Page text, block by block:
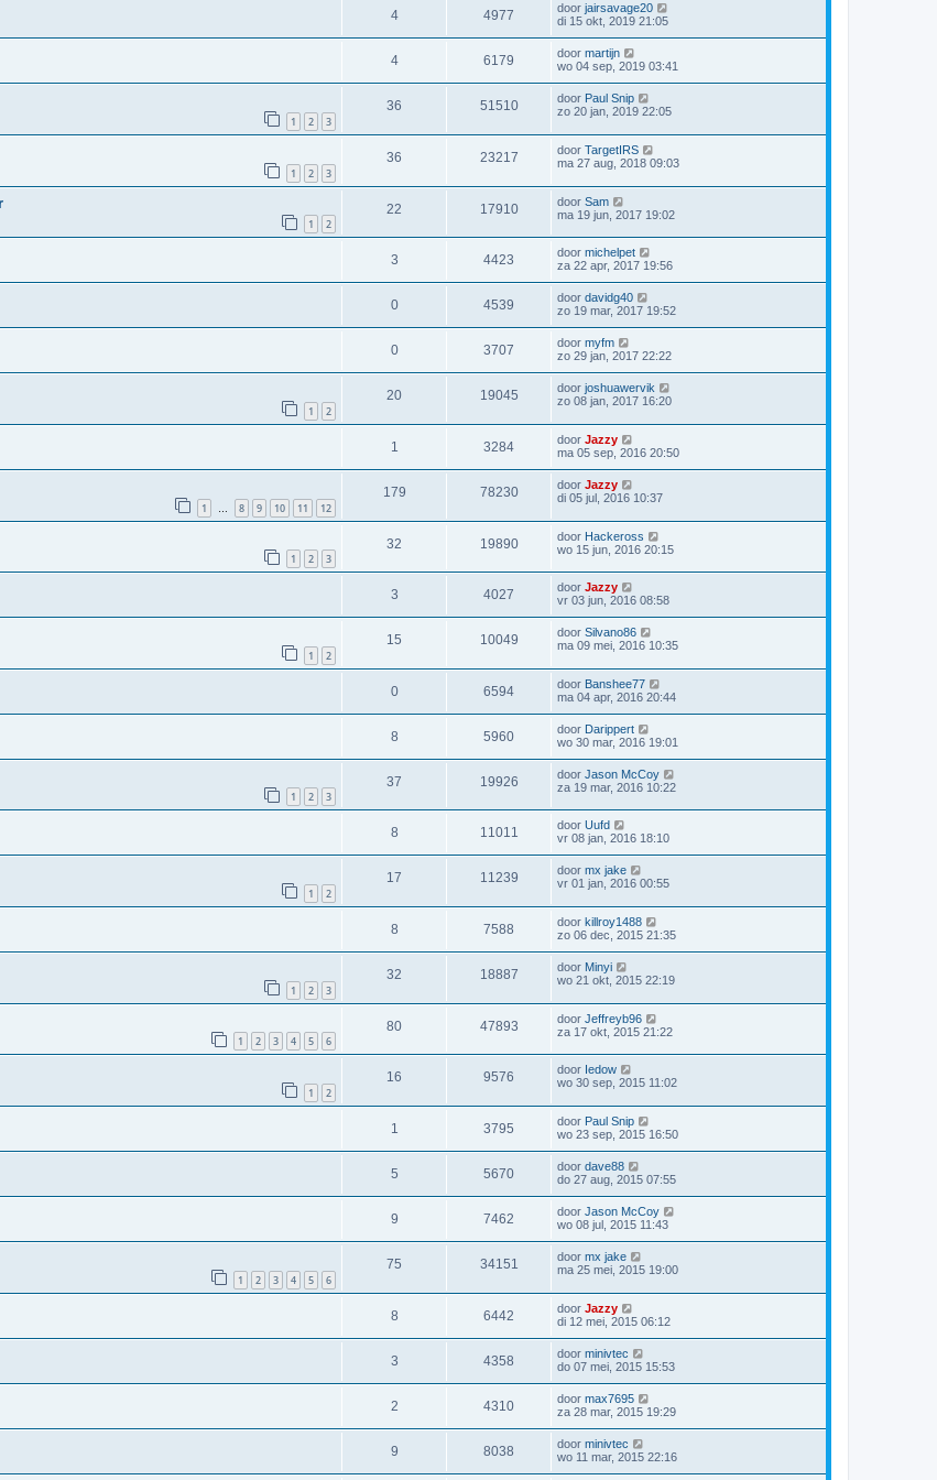
4 4977 door jairsavage20
di 15 okt, 2019 21:05
4 6179 door martijn
wo 04 sep, 2019 03:41
1 2 3
36 51510 door Paul Snip
zo 20 jan, 2019 22:05
1 2 3
36 23217 door TargetIRS
ma 27 aug, 2018 09:03
1 2
22 17910 door Sam
ma 19 jun, 2017 19:02
3 4423 door michelpet
za 22 apr, 2017 19:56
0 4539 door davidg40
zo 19 mar, 2017 19:52
0 3707 door myfm
zo 29 jan, 2017 22:22
1 2
20 19045 door joshuawervik
zo 08 jan, 2017 16:20
1 3284 door Jazzy
ma 05 sep, 2016 20:50
1 8 9 10 11 12
179 78230 door Jazzy
di 05 jul, 2016 10:37
1 2 3
32 19890 door Hackeross
wo 15 jun, 2016 20:15
3 4027 door Jazzy
vr 03 jun, 2016 08:58
1 2
15 10049 door Silvano86
ma 09 mei, 2016 10:35
0 6594 door Banshee77
ma 04 apr, 2016 20:44
8 5960 door Darippert
wo 30 mar, 2016 19:01
1 2 3
37 19926 door Jason McCoy
za 19 mar, 2016 10:22
8 11011 door Uufd
vr 08 jan, 2016 18:10
1 2
17 11239 door mx jake
vr 01 jan, 2016 00:55
8 7588 door killroy1488
zo 06 dec, 2015 21:35
1 2 3
32 18887 door Minyi
wo 21 okt, 2015 22:19
1 2 3 4 5 6
80 47893 door Jeffreyb96
za 17 okt, 2015 21:22
1 2
16 9576 door Iedow
wo 30 sep, 2015 11:02
1 3795 door Paul Snip
wo 23 sep, 2015 16:50
5 5670 door dave88
do 27 aug, 2015 07:55
9 7462 door Jason McCoy
wo 08 jul, 2015 11:43
1 2 3 4 5 6
75 34151 door mx jake
ma 25 mei, 2015 19:00
8 6442 door Jazzy
di 12 mei, 2015 06:12
3 4358 door minivtec
do 07 mei, 2015 15:53
2 4310 door max7695
za 28 mar, 2015 19:29
9 8038 door minivtec
wo 11 mar, 2015 22:16